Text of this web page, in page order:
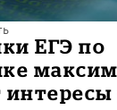
ЕГЭ по